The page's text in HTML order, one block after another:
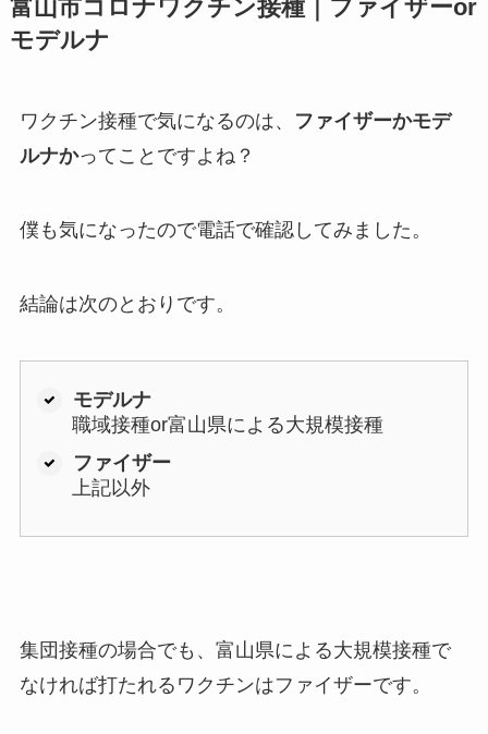
富山市コロナワクチン接種｜ファイザーor
モデルナ
ワクチン接種で気になるのは、
ファイザーかモデ
ルナかってことですよね？
僕も気になったので電話で確認してみました。
結論は次のとおりです。
モデルナ
職域接種or富山県による大規模接種
ファイザー
上記以外
集団接種の場合でも、富山県による大規模接種で
なければ打たれるワクチンはファイザーです。